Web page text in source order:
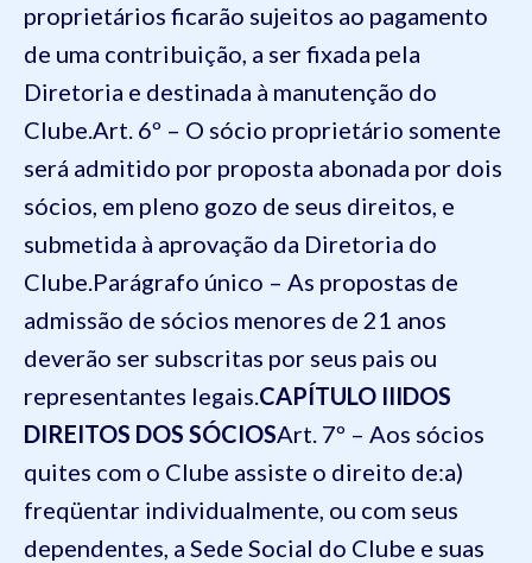
proprietários ficarão sujeitos ao pagamento
de uma contribuição, a ser fixada pela
Diretoria e destinada à manutenção do
Clube.Art. 6º – O sócio proprietário somente
será admitido por proposta abonada por dois
sócios, em pleno gozo de seus direitos, e
submetida à aprovação da Diretoria do
Clube.Parágrafo único – As propostas de
admissão de sócios menores de 21 anos
deverão ser subscritas por seus pais ou
representantes legais.CAPÍTULO IIIDOS
DIREITOS DOS SÓCIOSArt. 7º – Aos sócios
quites com o Clube assiste o direito de:a)
freqüentar individualmente, ou com seus
dependentes, a Sede Social do Clube e suas